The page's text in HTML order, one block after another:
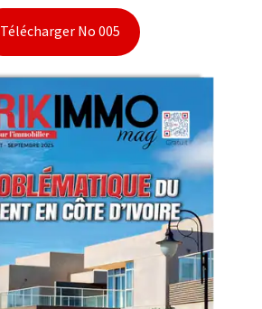
Télécharger No 005